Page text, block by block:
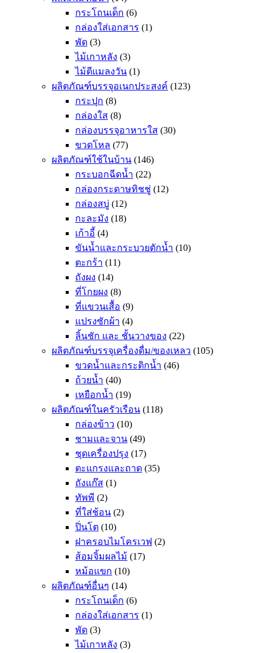
กระโถนเด็ก (6)
กล่องใส่เอกสาร (1)
พัด (3)
ไม้เกาหลัง (3)
ไม้ตีแมลงวัน (1)
ผลิตภัณฑ์บรรจุอเนกประสงค์ (123)
กระปุก (8)
กล่องใส (8)
กล่องบรรจุอาหารใส (30)
ขวดโหล (77)
ผลิตภัณฑ์ใช้ในบ้าน (146)
กระบอกฉีดน้ำ (22)
กล่องกระดาษทิชชู่ (12)
กล่องสบู่ (12)
กะละมัง (18)
เก้าอี้ (4)
ขันน้ำและกระบวยตักน้ำ (10)
ตะกร้า (11)
ถังผง (14)
ที่โกยผง (8)
ที่แขวนเสื้อ (9)
แปรงซักผ้า (4)
ลิ้นชัก และ ชั้นวางของ (22)
ผลิตภัณฑ์บรรจุเครื่องดื่ม/ของเหลว (105)
ขวดน้ำและกระติกน้ำ (46)
ถ้วยน้ำ (40)
เหยือกน้ำ (19)
ผลิตภัณฑ์ในครัวเรือน (118)
กล่องข้าว (10)
ชามและจาน (49)
ชุดเครื่องปรุง (17)
ตะแกรงและถาด (35)
ถังแก๊ส (1)
ทัพพี (2)
ที่ใส่ช้อน (2)
ปิ่นโต (10)
ฝาครอบไมโครเวฟ (2)
ส้อมจิ้มผลไม้ (17)
หม้อแขก (10)
ผลิตภัณฑ์อื่นๆ (14)
กระโถนเด็ก (6)
กล่องใส่เอกสาร (1)
พัด (3)
ไม้เกาหลัง (3)